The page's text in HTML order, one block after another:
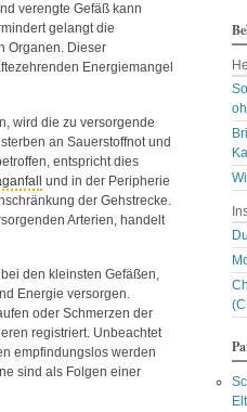
verengte Gefäß kann
gelangt die
Organen. Dieser
Energiemangel
wird die zu versorgende
an Sauerstoffnot und
entspricht dies
und in der Peripherie
der Gehstrecke.
Arterien, handelt
den kleinsten Gefäßen,
Energie versorgen.
oder Schmerzen der
registriert. Unbeachtet
empfindungslos werden
sind als Folgen einer